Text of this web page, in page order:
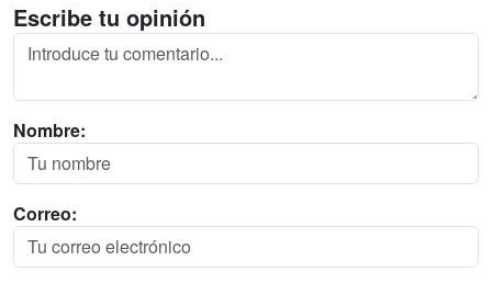
Escribe tu opinión
Nombre:
Correo: